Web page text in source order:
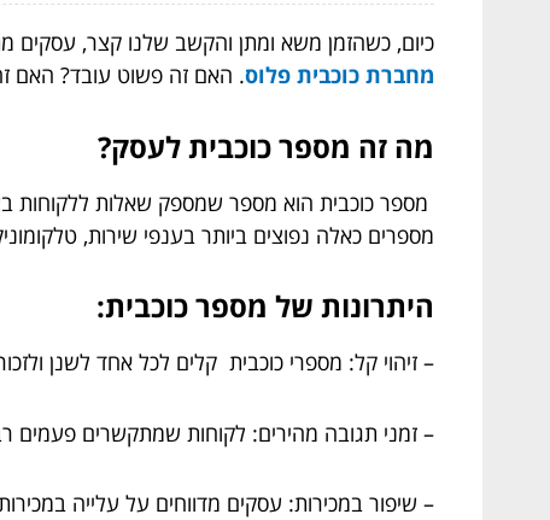
כיום, כשהזמן משא ומתן והקשב שלנו קצר, עסקים
מחברת כוכבית פלוס. האם זה פשוט עובד? האם
מה זה מספר כוכבית לעסק?
מספרים כאלה נפוצים ביותר בענפי שירות,
היתרונות של מספר כוכבית:
– זיהוי קל: מספרי כוכבית קלים לכל אחד לשנן
– זמני תגובה מהירים: לקוחות שמתקשרים פעמים
– שיפור במכירות: עסקים מדווחים על עלייה